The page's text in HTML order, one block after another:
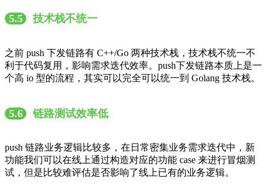
5.5 技术栈不统一
之前 push 下发链路有 C++/Go 两种技术栈，技术栈不统一不
利于代码复用，影响需求迭代效率。push下发链路本质上是一
个高 io 型的流程，其实可以完全可以统一到 Golang 技术栈。
5.6 链路测试效率低
push 链路业务逻辑比较多，在日常密集业务需求迭代中，新
功能我们可以在线上通过构造对应的功能 case 来进行冒烟测
试，但是比较难评估是否影响了线上已有的业务逻辑。